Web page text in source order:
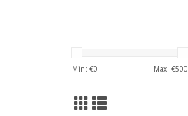
Min: €0 Max: €500